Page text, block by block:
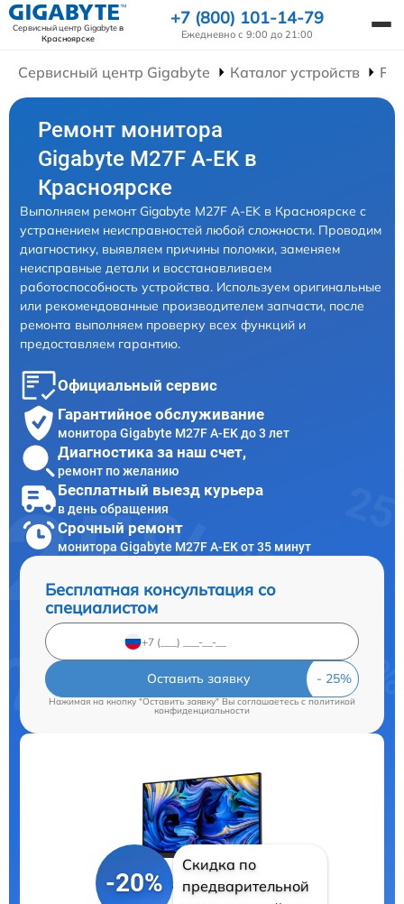
Сервисный центр Gigabyteв
Красноярске
+7 (800) 101-14-79
Ежедневно с 9:00 до 21:00
Сервисный центр Gigabyte Каталог устройств
Ремонт монитора
Gigabyte M27F A-EK в
Красноярске
Выполняем ремонт Gigabyte M27F A-EK в Красноярске с
устранением неисправностей любой сложности. Проводим
диагностику, выявляем причины поломки, заменяем
неисправные детали и восстанавливаем
работоспособность устройства. Используем оригинальные
или рекомендованные производителем запчасти, после
ремонта выполняем проверку всех функций и
предоставляем гарантию.
Официальный сервис
Гарантийное обслуживание
монитора Gigabyte M27F A-EK до 3 лет
Диагностика за наш счет,
ремонт по желанию
Бесплатный выезд курьера
в день обращения
Срочный ремонт
монитора Gigabyte M27F A-EK от 35 минут
Бесплатная консультация со
специалистом
Оставить заявку
Нажимая на кнопку "Оставить заявку" Вы соглашаетесь c политикой
конфиденциальности
-20%
Скидка по
предварительной